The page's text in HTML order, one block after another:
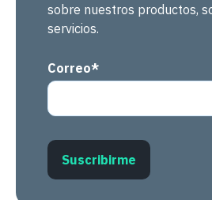
sobre nuestros productos,
servicios.
Correo*